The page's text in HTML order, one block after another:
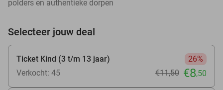
polders en authentieke dorpen
Selecteer jouw deal
Ticket Kind (3 t/m 13 jaar)
26%
Verkocht: 45
€11,50 €8,50